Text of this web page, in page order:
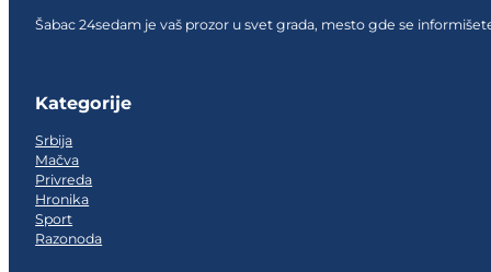
Šabac 24sedam je vaš prozor u svet grada, mesto gde se
Kategorije
Srbija
Mačva
Privreda
Hronika
Sport
Razonoda